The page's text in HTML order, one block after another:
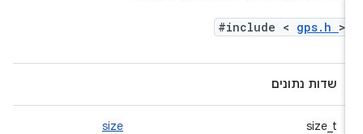
#include <gps.h
שדות נתונים
size_t
size